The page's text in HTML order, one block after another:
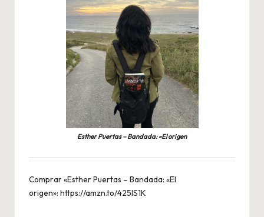
Esther Puertas – Bandada: «El origen
Comprar «Esther Puertas – Bandada: «El
origen»: https://amzn.to/425IS1K